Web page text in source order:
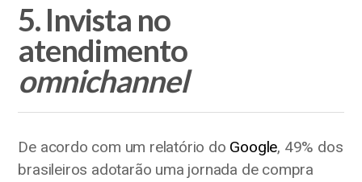
5. Invista no
atendimento
omnichannel
De acordo com um relatório do Google, 49% dos
brasileiros adotarão uma jornada de compra